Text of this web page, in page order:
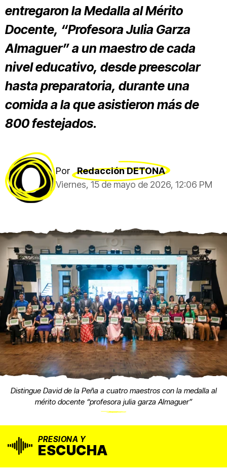
entregaron la Medalla al Mérito
Docente, “Profesora Julia Garza
Almaguer” a un maestro de cada
nivel educativo, desde preescolar
hasta preparatoria, durante una
comida a la que asistieron más de
800 festejados.
Por
Redacción DETONA
Viernes, 15 de mayo de 2026, 12:06 PM
Distingue David de la Peña a cuatro maestros con la medalla al
mérito docente “profesora julia garza Almaguer”
PRESIONA Y
ESCUCHA